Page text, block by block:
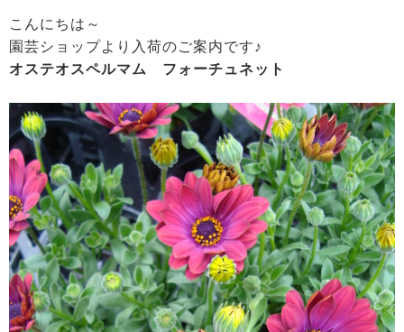
こんにちは～
園芸ショップより入荷のご案内です♪
オステオスペルマム フォーチュネット